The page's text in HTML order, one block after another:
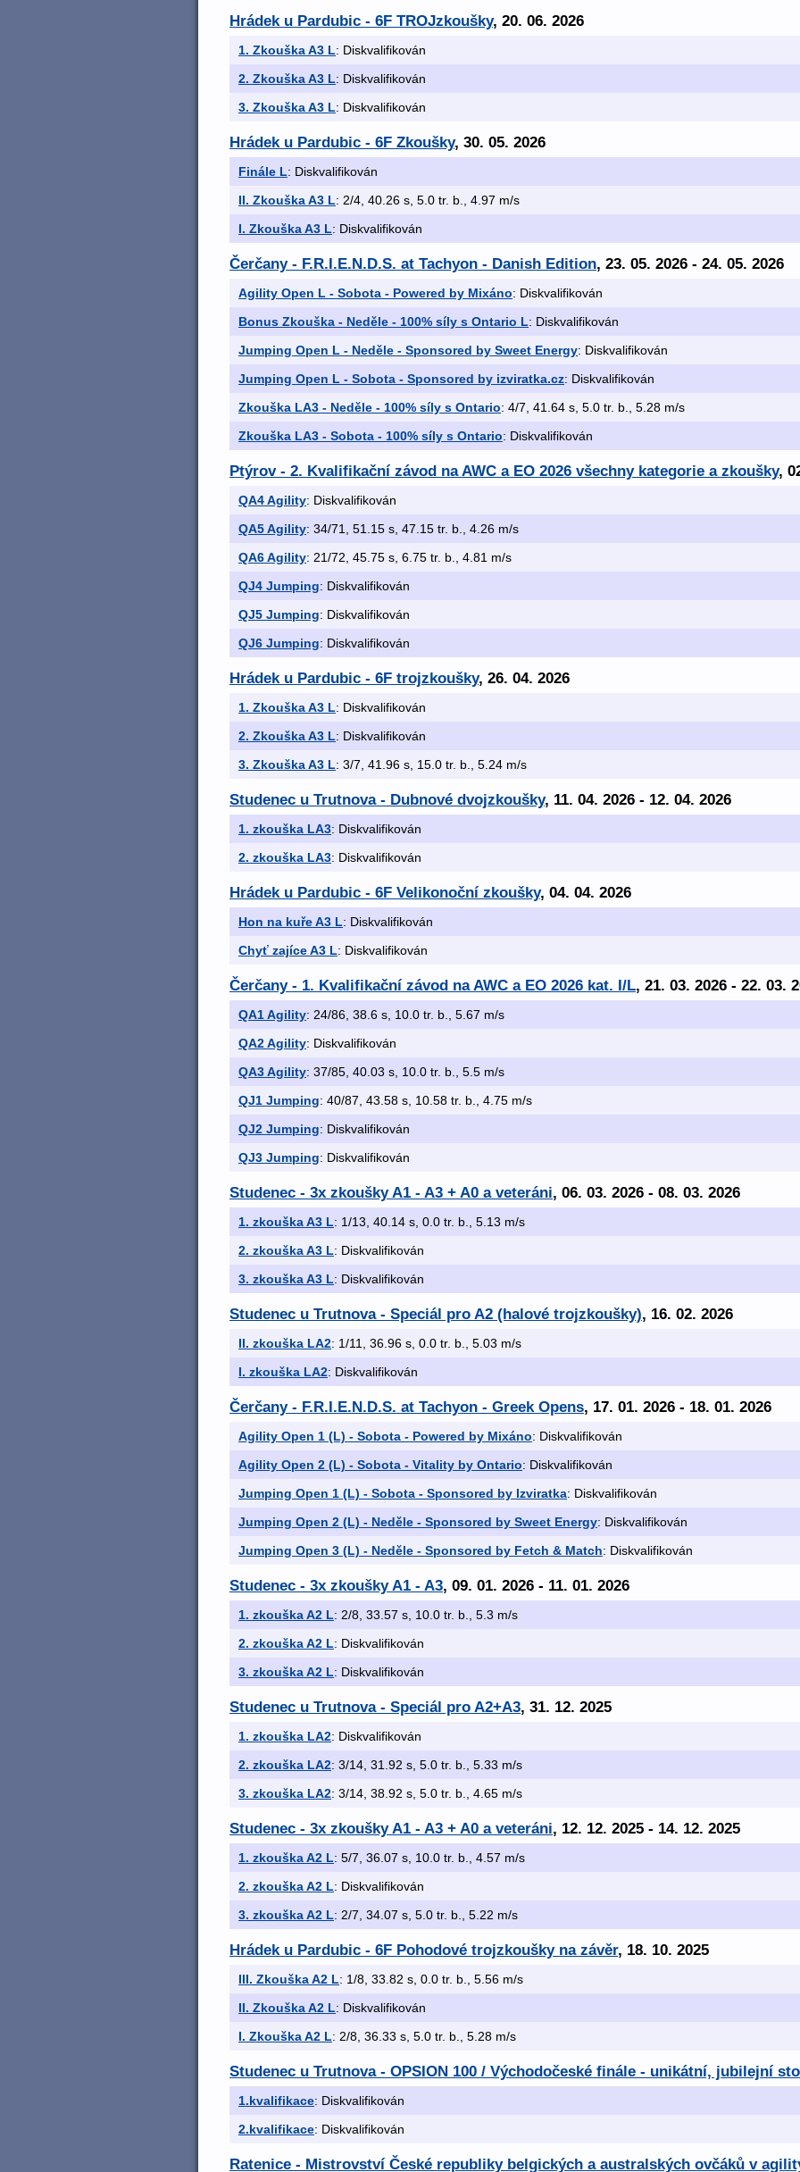
Hrádek u Pardubic - 6F TROJzkoušky, 20. 06. 2026
1. Zkouška A3 L: Diskvalifikován
2. Zkouška A3 L: Diskvalifikován
3. Zkouška A3 L: Diskvalifikován
Hrádek u Pardubic - 6F Zkoušky, 30. 05. 2026
Finále L: Diskvalifikován
II. Zkouška A3 L: 2/4, 40.26 s, 5.0 tr. b., 4.97 m/s
I. Zkouška A3 L: Diskvalifikován
Čerčany - F.R.I.E.N.D.S. at Tachyon - Danish Edition, 23. 05. 2026 - 24. 05. 2026
Agility Open L - Sobota - Powered by Mixáno: Diskvalifikován
Bonus Zkouška - Neděle - 100% síly s Ontario L: Diskvalifikován
Jumping Open L - Neděle - Sponsored by Sweet Energy: Diskvalifikován
Jumping Open L - Sobota - Sponsored by izviratka.cz: Diskvalifikován
Zkouška LA3 - Neděle - 100% síly s Ontario: 4/7, 41.64 s, 5.0 tr. b., 5.28 m/s
Zkouška LA3 - Sobota - 100% síly s Ontario: Diskvalifikován
Ptýrov - 2. Kvalifikační závod na AWC a EO 2026 všechny kategorie a zkoušky,
QA4 Agility: Diskvalifikován
QA5 Agility: 34/71, 51.15 s, 47.15 tr. b., 4.26 m/s
QA6 Agility: 21/72, 45.75 s, 6.75 tr. b., 4.81 m/s
QJ4 Jumping: Diskvalifikován
QJ5 Jumping: Diskvalifikován
QJ6 Jumping: Diskvalifikován
Hrádek u Pardubic - 6F trojzkoušky, 26. 04. 2026
1. Zkouška A3 L: Diskvalifikován
2. Zkouška A3 L: Diskvalifikován
3. Zkouška A3 L: 3/7, 41.96 s, 15.0 tr. b., 5.24 m/s
Studenec u Trutnova - Dubnové dvojzkoušky, 11. 04. 2026 - 12. 04. 2026
1. zkouška LA3: Diskvalifikován
2. zkouška LA3: Diskvalifikován
Hrádek u Pardubic - 6F Velikonoční zkoušky, 04. 04. 2026
Hon na kuře A3 L: Diskvalifikován
Chyť zajíce A3 L: Diskvalifikován
Čerčany - 1. Kvalifikační závod na AWC a EO 2026 kat. I/L, 21. 03. 2026 - 22. 03.
QA1 Agility: 24/86, 38.6 s, 10.0 tr. b., 5.67 m/s
QA2 Agility: Diskvalifikován
QA3 Agility: 37/85, 40.03 s, 10.0 tr. b., 5.5 m/s
QJ1 Jumping: 40/87, 43.58 s, 10.58 tr. b., 4.75 m/s
QJ2 Jumping: Diskvalifikován
QJ3 Jumping: Diskvalifikován
Studenec - 3x zkoušky A1 - A3 + A0 a veteráni, 06. 03. 2026 - 08. 03. 2026
1. zkouška A3 L: 1/13, 40.14 s, 0.0 tr. b., 5.13 m/s
2. zkouška A3 L: Diskvalifikován
3. zkouška A3 L: Diskvalifikován
Studenec u Trutnova - Speciál pro A2 (halové trojzkoušky), 16. 02. 2026
II. zkouška LA2: 1/11, 36.96 s, 0.0 tr. b., 5.03 m/s
I. zkouška LA2: Diskvalifikován
Čerčany - F.R.I.E.N.D.S. at Tachyon - Greek Opens, 17. 01. 2026 - 18. 01. 2026
Agility Open 1 (L) - Sobota - Powered by Mixáno: Diskvalifikován
Agility Open 2 (L) - Sobota - Vitality by Ontario: Diskvalifikován
Jumping Open 1 (L) - Sobota - Sponsored by Izviratka: Diskvalifikován
Jumping Open 2 (L) - Neděle - Sponsored by Sweet Energy: Diskvalifikován
Jumping Open 3 (L) - Neděle - Sponsored by Fetch & Match: Diskvalifikován
Studenec - 3x zkoušky A1 - A3, 09. 01. 2026 - 11. 01. 2026
1. zkouška A2 L: 2/8, 33.57 s, 10.0 tr. b., 5.3 m/s
2. zkouška A2 L: Diskvalifikován
3. zkouška A2 L: Diskvalifikován
Studenec u Trutnova - Speciál pro A2+A3, 31. 12. 2025
1. zkouška LA2: Diskvalifikován
2. zkouška LA2: 3/14, 31.92 s, 5.0 tr. b., 5.33 m/s
3. zkouška LA2: 3/14, 38.92 s, 5.0 tr. b., 4.65 m/s
Studenec - 3x zkoušky A1 - A3 + A0 a veteráni, 12. 12. 2025 - 14. 12. 2025
1. zkouška A2 L: 5/7, 36.07 s, 10.0 tr. b., 4.57 m/s
2. zkouška A2 L: Diskvalifikován
3. zkouška A2 L: 2/7, 34.07 s, 5.0 tr. b., 5.22 m/s
Hrádek u Pardubic - 6F Pohodové trojzkoušky na závěr, 18. 10. 2025
III. Zkouška A2 L: 1/8, 33.82 s, 0.0 tr. b., 5.56 m/s
II. Zkouška A2 L: Diskvalifikován
I. Zkouška A2 L: 2/8, 36.33 s, 5.0 tr. b., 5.28 m/s
Studenec u Trutnova - OPSION 100 / Východočeské finále - unikátní, jubilejní
1.kvalifikace: Diskvalifikován
2.kvalifikace: Diskvalifikován
Ratenice - Mistrovství České republiky belgických a australských ovčáků v